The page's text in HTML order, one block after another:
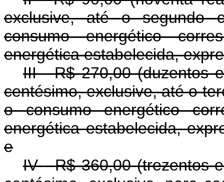
exclusive, até o segundo
consumo energético
energética estabelecida,
III-R$ 270,00 (duzentos
centésimo, exclusive, até o
o consumo energético
energética estabelecida,
e
IV-R$ 360,00 (trezentos